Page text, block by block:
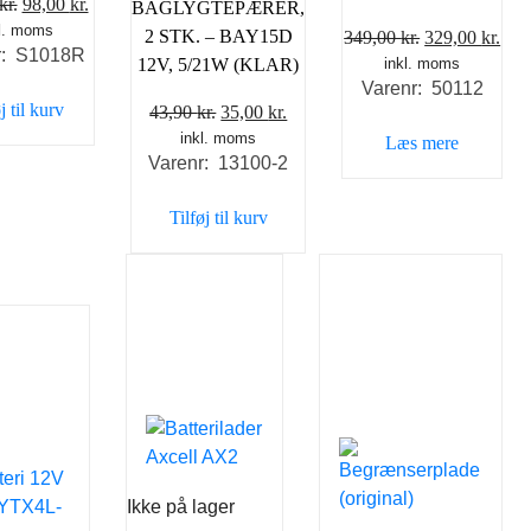
oprindelige
pris
149,00 kr..
aktuelle
98,00 kr..
moms
S1018R
til kurv
BAGLYGTEPÆRER,
2 STK. – BAY15D
12V, 5/21W (KLAR)
43,90kr. Den
oprindelige
pris
43,90 kr..
35,00kr.
pris
inkl. moms
Varenr: 13100-2
Tilføj til kurv
349,00kr. Den
oprindelige
pris
349,00 kr..
329,00kr.
inkl. moms
Varenr: 50112
Læs mere
Ikke på lager